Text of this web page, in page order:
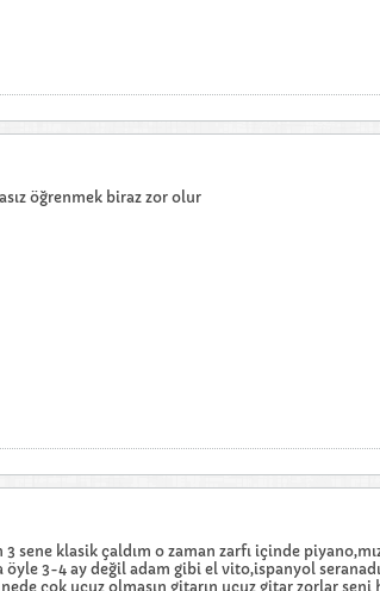
öğrenmek biraz zor olur
sene klasik çaldım o zaman zarfı içinde
öyle 3-4 ay değil adam gibi el vito,ispanyol
çok ucuz olmasın gitarın ucuz gitar zorlar